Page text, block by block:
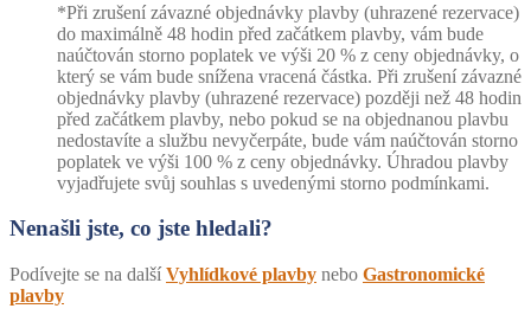
*Při zrušení závazné objednávky plavby (uhrazené rezervace)
do maximálně 48 hodin před začátkem plavby, vám bude
naúčtován storno poplatek ve výši 20 % z ceny objednávky, o
který se vám bude snížena vracená částka. Při zrušení závazné
objednávky plavby (uhrazené rezervace) později než 48 hodin
před začátkem plavby, nebo pokud se na objednanou plavbu
nedostavíte a službu nevyčerpáte, bude vám naúčtován storno
poplatek ve výši 100 % z ceny objednávky. Úhradou plavby
vyjadřujete svůj souhlas s uvedenými storno podmínkami.
Nenašli jste, co jste hledali?
Podívejte se na další Vyhlídkové plavby nebo Gastronomické
plavby